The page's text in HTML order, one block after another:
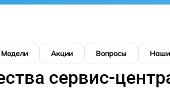
Модели Акции Вопросы Наши
сервис-